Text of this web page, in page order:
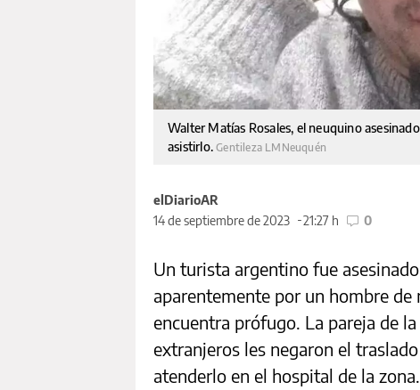
Walter Matías Rosales, el neuquino
asistirlo.Gentileza LMNeuquén
elDiarioAR
14 de septiembre de 2023
21:27 h 0
Un turista argentino fue
aparentemente por un hombre de
encuentra prófugo. La pareja de
extranjeros les negaron el
atenderlo en el hospital de la